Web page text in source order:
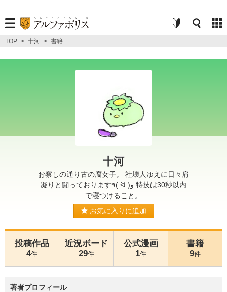
TOP > 十河 > 書籍
十河
お察しの通り古の腐女子。 社壊人ゆえに日々肩
凝りと闘っております٩( ᐛ )و 特技は30秒以内
で寝つけること。
お気に入りに追加
投稿作品
4件
近況ボード
29件
公式漫画
1件
書籍
9件
著者プロフィール